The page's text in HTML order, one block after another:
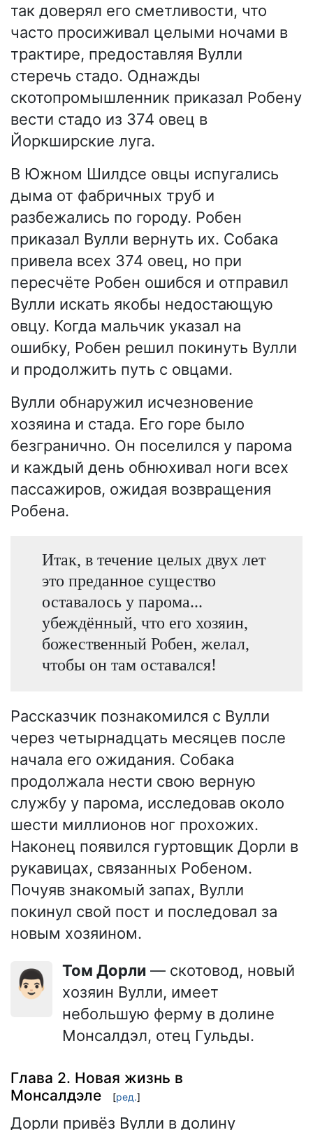
так доверял его сметливости, что
часто просиживал целыми ночами в
трактире, предоставляя Вулли
стеречь стадо. Однажды
скотопромышленник приказал Робену
вести стадо из 374 овец в
Йоркширские луга.
В Южном Шилдсе овцы испугались
дыма от фабричных труб и
разбежались по городу. Робен
приказал Вулли вернуть их. Собака
привела всех 374 овец, но при
пересчёте Робен ошибся и отправил
Вулли искать якобы недостающую
овцу. Когда мальчик указал на
ошибку, Робен решил покинуть Вулли
и продолжить путь с овцами.
Вулли обнаружил исчезновение
хозяина и стада. Его горе было
безгранично. Он поселился у парома
и каждый день обнюхивал ноги всех
пассажиров, ожидая возвращения
Робена.
Итак, в течение целых двух лет
это преданное существо
оставалось у парома...
убеждённый, что его хозяин,
божественный Робен, желал,
чтобы он там оставался!
Рассказчик познакомился с Вулли
через четырнадцать месяцев после
начала его ожидания. Собака
продолжала нести свою верную
службу у парома, исследовав около
шести миллионов ног прохожих.
Наконец появился гуртовщик Дорли в
рукавицах, связанных Робеном.
Почуяв знакомый запах, Вулли
покинул свой пост и последовал за
новым хозяином.
👨🏻 Том Дорли — скотовод, новый
хозяин Вулли, имеет
небольшую ферму в долине
Монсалдэл, отец Гульды.
Глава 2. Новая жизнь в
Монсалдэле
[ред.]
Дорли привёз Вулли в долину